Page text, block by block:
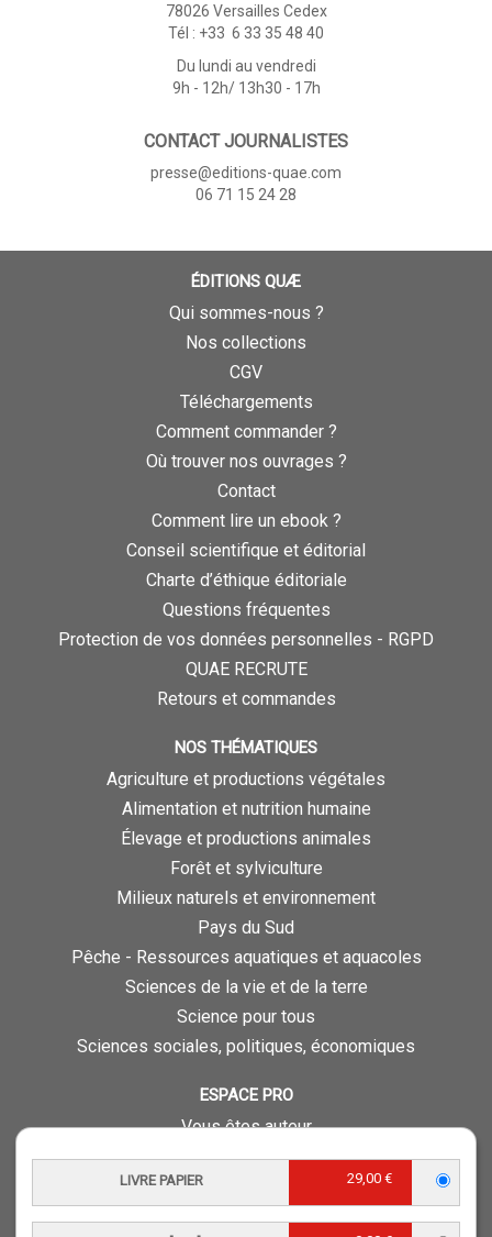
LIVRE PAPIER 29,00 €
78026 Versailles Cedex
Tél : +33 6 33 35 48 40
Du lundi au vendredi
9h - 12h/ 13h30 - 17h
CONTACT JOURNALISTES
presse@editions-quae.com
06 71 15 24 28
ÉDITIONS QUÆ
Qui sommes-nous ?
Nos collections
CGV
Téléchargements
Comment commander ?
Où trouver nos ouvrages ?
Contact
Comment lire un ebook ?
Conseil scientifique et éditorial
Charte d’éthique éditoriale
Questions fréquentes
Protection de vos données personnelles - RGPD
QUAE RECRUTE
Retours et commandes
NOS THÉMATIQUES
Agriculture et productions végétales
Alimentation et nutrition humaine
Élevage et productions animales
Forêt et sylviculture
Milieux naturels et environnement
Pays du Sud
Pêche - Ressources aquatiques et aquacoles
Sciences de la vie et de la terre
Science pour tous
Sciences sociales, politiques, économiques
ESPACE PRO
Vous êtes auteur
Vous êtes journaliste
Vous êtes libraire